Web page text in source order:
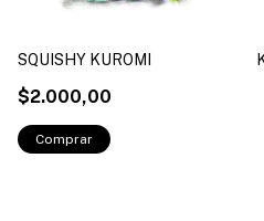
SQUISHY KUROMI
$2.000,00